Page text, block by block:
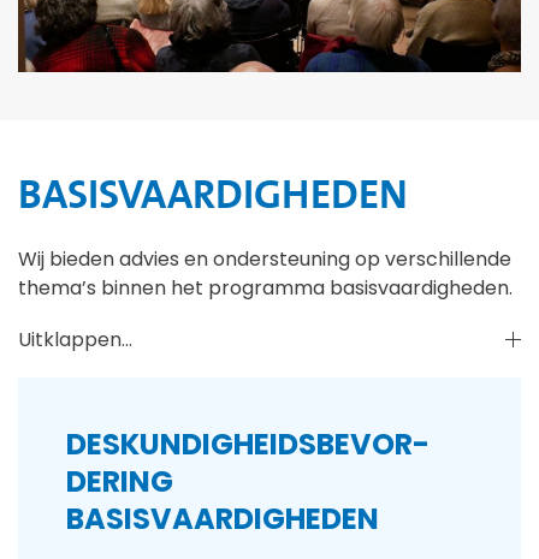
BASISVAARDIGHEDEN
Wij bieden advies en ondersteuning op verschillende
thema’s binnen het programma basisvaardigheden.
Uitklappen...
DESKUNDIGHEIDS­­BEVOR­­
DERING
BASISVAARDIGHEDEN